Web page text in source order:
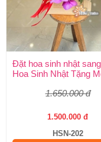
Đặt hoa sinh nhật
Hoa Sinh Nhật Tặng
1.650.000 đ
1.500.000 đ
HSN-202